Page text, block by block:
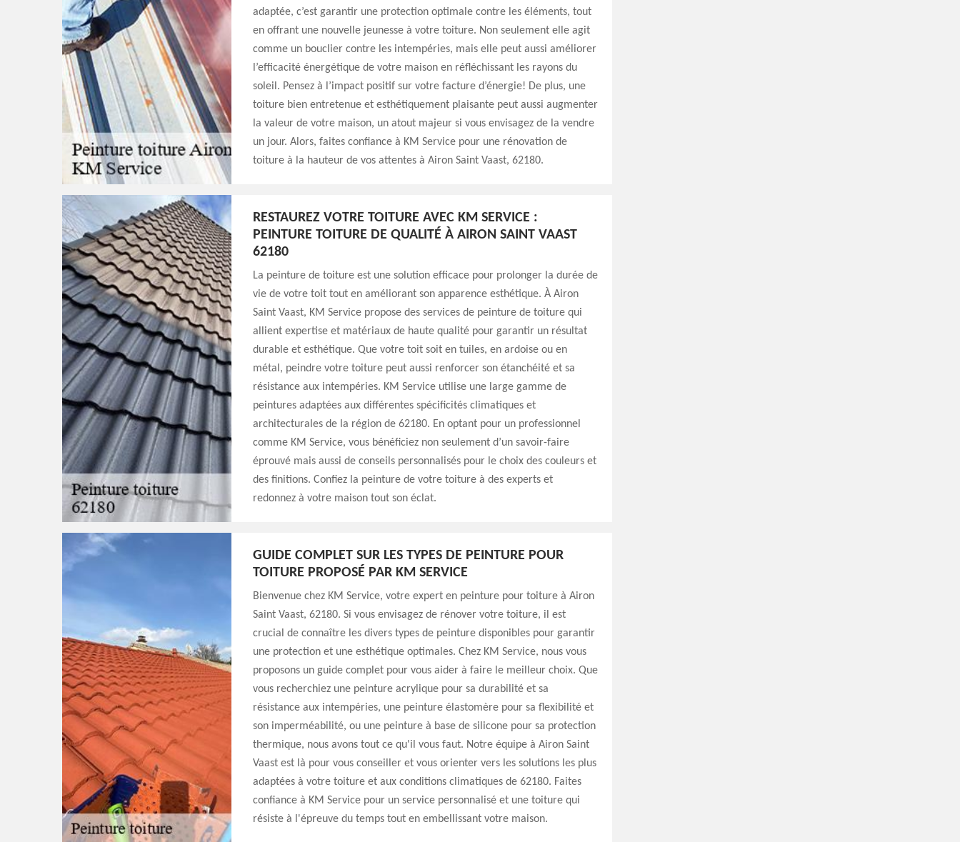
adaptée, c’est garantir une protection optimale contre les éléments, tout
en offrant une nouvelle jeunesse à votre toiture. Non seulement elle agit
comme un bouclier contre les intempéries, mais elle peut aussi améliorer
l’efficacité énergétique de votre maison en réfléchissant les rayons du
soleil. Pensez à l’impact positif sur votre facture d’énergie! De plus, une
toiture bien entretenue et esthétiquement plaisante peut aussi augmenter
la valeur de votre maison, un atout majeur si vous envisagez de la vendre
un jour. Alors, faites confiance à KM Service pour une rénovation de
toiture à la hauteur de vos attentes à Airon Saint Vaast, 62180.
RESTAUREZ VOTRE TOITURE AVEC KM SERVICE :
PEINTURE TOITURE DE QUALITÉ À AIRON SAINT VAAST
62180
La peinture de toiture est une solution efficace pour prolonger la durée de
vie de votre toit tout en améliorant son apparence esthétique. À Airon
Saint Vaast, KM Service propose des services de peinture de toiture qui
allient expertise et matériaux de haute qualité pour garantir un résultat
durable et esthétique. Que votre toit soit en tuiles, en ardoise ou en
métal, peindre votre toiture peut aussi renforcer son étanchéité et sa
résistance aux intempéries. KM Service utilise une large gamme de
peintures adaptées aux différentes spécificités climatiques et
architecturales de la région de 62180. En optant pour un professionnel
comme KM Service, vous bénéficiez non seulement d’un savoir-faire
éprouvé mais aussi de conseils personnalisés pour le choix des couleurs et
des finitions. Confiez la peinture de votre toiture à des experts et
redonnez à votre maison tout son éclat.
GUIDE COMPLET SUR LES TYPES DE PEINTURE POUR
TOITURE PROPOSÉ PAR KM SERVICE
Bienvenue chez KM Service, votre expert en peinture pour toiture à Airon
Saint Vaast, 62180. Si vous envisagez de rénover votre toiture, il est
crucial de connaître les divers types de peinture disponibles pour garantir
une protection et une esthétique optimales. Chez KM Service, nous vous
proposons un guide complet pour vous aider à faire le meilleur choix. Que
vous recherchiez une peinture acrylique pour sa durabilité et sa
résistance aux intempéries, une peinture élastomère pour sa flexibilité et
son imperméabilité, ou une peinture à base de silicone pour sa protection
thermique, nous avons tout ce qu'il vous faut. Notre équipe à Airon Saint
Vaast est là pour vous conseiller et vous orienter vers les solutions les plus
adaptées à votre toiture et aux conditions climatiques de 62180. Faites
confiance à KM Service pour un service personnalisé et une toiture qui
résiste à l'épreuve du temps tout en embellissant votre maison.